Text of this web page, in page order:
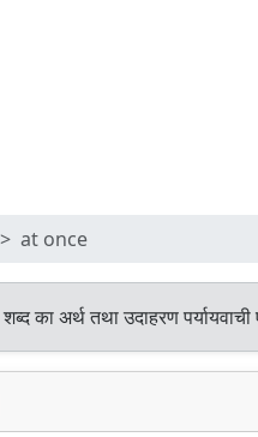
at once
शब्द का अर्थ तथा उदाहरण